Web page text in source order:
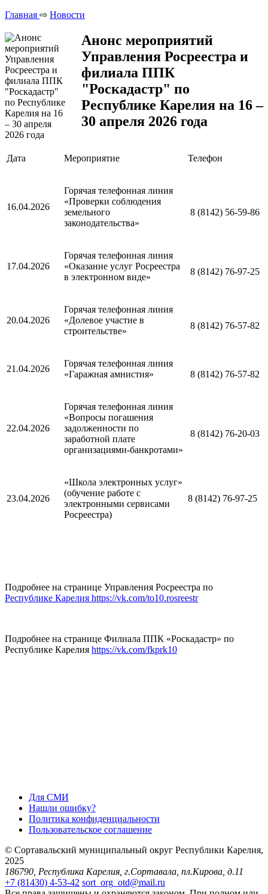
Главная ⇨ Новости
Анонс мероприятий
Управления Росреестра и
филиала ППК
"Роскадастр" по
Республике Карелия на 16 –
30 апреля 2026 года
Дата Мероприятие Телефон
16.04.2026
Горячая телефонная линия
«Проверки соблюдения
земельного
законодательства»
8 (8142) 56-59-86
17.04.2026
Горячая телефонная линия
«Оказание услуг Росреестра
в электронном виде»
8 (8142) 76-97-25
20.04.2026
Горячая телефонная линия
«Долевое участие в
строительстве»
8 (8142) 76-57-82
21.04.2026
Горячая телефонная линия
«Гаражная амнистия»
8 (8142) 76-57-82
22.04.2026
Горячая телефонная линия
«Вопросы погашения
задолженности по
заработной плате
организациями-банкротами»
8 (8142) 76-20-03
23.04.2026
«Школа электронных услуг»
(обучение работе с
электронными сервисами
Росреестра)
8 (8142) 76-97-25
Подробнее на странице Управления Росреестра по
Республике Карелия https://vk.com/to10.rosreestr
Подробнее на странице Филиала ППК «Роскадастр» по
Республике Карелия https://vk.com/fkprk10
Для СМИ
Нашли ошибку?
Политика конфиденциальности
Пользовательское соглашение
© Сортавальский муниципальный округ Республики Карелия,
2025
186790, Республика Карелия, г.Сортавала, пл.Кирова, д.11
+7 (81430) 4-53-42 sort_org_otd@mail.ru